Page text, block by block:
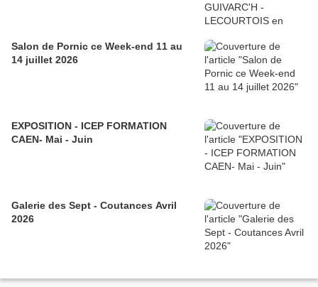
Salon de Pornic ce Week-end 11 au
14 juillet 2026
EXPOSITION - ICEP FORMATION
CAEN- Mai - Juin
Galerie des Sept - Coutances Avril
2026